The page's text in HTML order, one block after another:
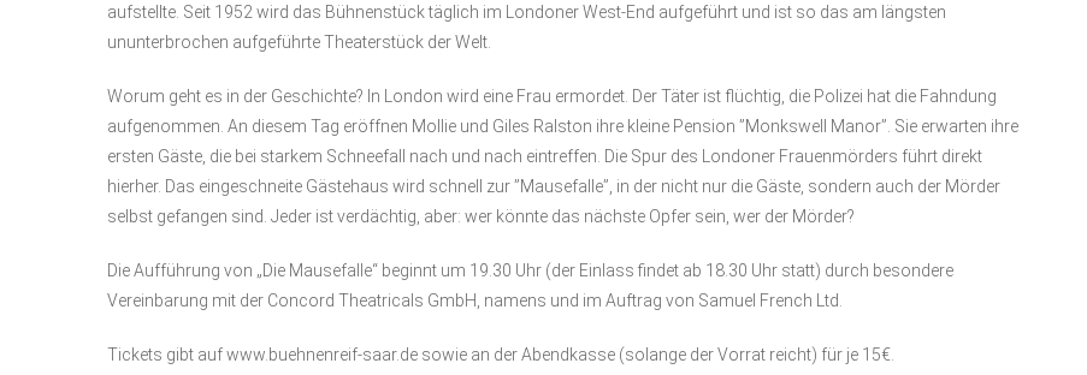
aufstellte. Seit 1952 wird das Bühnenstück täglich im Londoner West-End aufgeführt und ist so das am längsten
ununterbrochen aufgeführte Theaterstück der Welt.
Worum geht es in der Geschichte? In London wird eine Frau ermordet. Der Täter ist flüchtig, die Polizei hat die Fahndung
aufgenommen. An diesem Tag eröffnen Mollie und Giles Ralston ihre kleine Pension ”Monkswell Manor”. Sie erwarten ihre
ersten Gäste, die bei starkem Schneefall nach und nach eintreffen. Die Spur des Londoner Frauenmörders führt direkt
hierher. Das eingeschneite Gästehaus wird schnell zur ”Mausefalle”, in der nicht nur die Gäste, sondern auch der Mörder
selbst gefangen sind. Jeder ist verdächtig, aber: wer könnte das nächste Opfer sein, wer der Mörder?
Die Aufführung von „Die Mausefalle“ beginnt um 19.30 Uhr (der Einlass findet ab 18.30 Uhr statt) durch besondere
Vereinbarung mit der Concord Theatricals GmbH, namens und im Auftrag von Samuel French Ltd.
Tickets gibt auf www.buehnenreif-saar.de sowie an der Abendkasse (solange der Vorrat reicht) für je 15€.